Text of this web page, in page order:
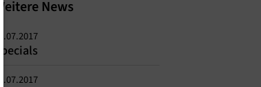
Weitere News
22.07.2017
Specials
22.07.2017